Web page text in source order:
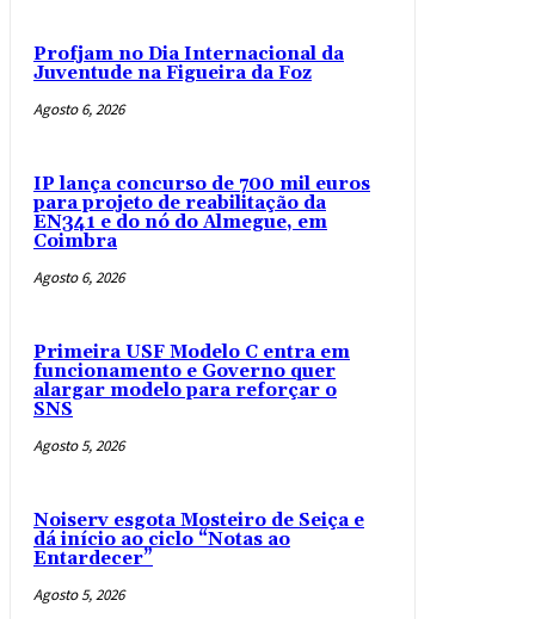
Profjam no Dia Internacional da
Juventude na Figueira da Foz
Agosto 6, 2026
IP lança concurso de 700 mil euros
para projeto de reabilitação da
EN341 e do nó do Almegue, em
Coimbra
Agosto 6, 2026
Primeira USF Modelo C entra em
funcionamento e Governo quer
alargar modelo para reforçar o
SNS
Agosto 5, 2026
Noiserv esgota Mosteiro de Seiça e
dá início ao ciclo “Notas ao
Entardecer”
Agosto 5, 2026